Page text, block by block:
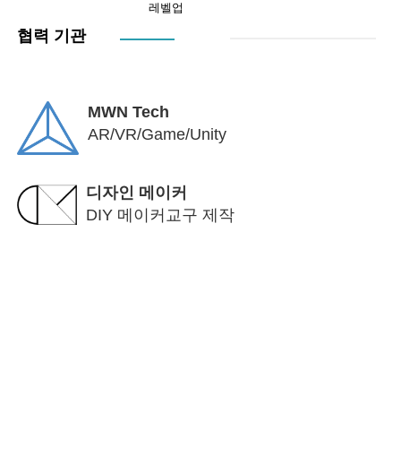
레벨업
협력 기관
MWN Tech
AR/VR/Game/Unity
디자인 메이커
DIY 메이커교구 제작